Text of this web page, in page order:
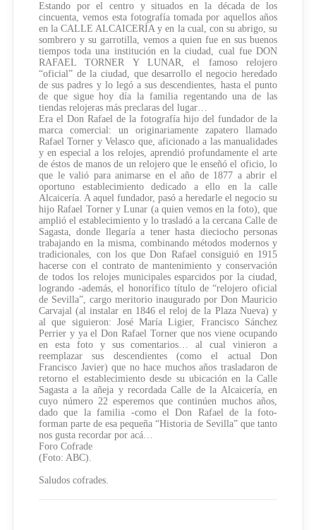
Estando por el centro y situados en la década de los
cincuenta, vemos esta fotografía tomada por aquellos años
en la CALLE ALCAICERÍA y en la cual, con su abrigo, su
sombrero y su garrotilla, vemos a quien fue en sus buenos
tiempos toda una institución en la ciudad, cual fue DON
RAFAEL TORNER Y LUNAR, el famoso relojero
“oficial” de la ciudad, que desarrollo el negocio heredado
de sus padres y lo legó a sus descendientes, hasta el punto
de que sigue hoy día la familia regentando una de las
tiendas relojeras más preclaras del lugar…
Era el Don Rafael de la fotografía hijo del fundador de la
marca comercial: un originariamente zapatero llamado
Rafael Torner y Velasco que, aficionado a las manualidades
y en especial a los relojes, aprendió profundamente el arte
de éstos de manos de un relojero que le enseñó el oficio, lo
que le valió para animarse en el año de 1877 a abrir el
oportuno establecimiento dedicado a ello en la calle
Alcaicería. A aquel fundador, pasó a heredarle el negocio su
hijo Rafael Torner y Lunar (a quien vemos en la foto), que
amplió el establecimiento y lo trasladó a la cercana Calle de
Sagasta, donde llegaría a tener hasta dieciocho personas
trabajando en la misma, combinando métodos modernos y
tradicionales, con los que Don Rafael consiguió en 1915
hacerse con el contrato de mantenimiento y conservación
de todos los relojes municipales esparcidos por la ciudad,
logrando -además, el honorífico título de “relojero oficial
de Sevilla”, cargo meritorio inaugurado por Don Mauricio
Carvajal (al instalar en 1846 el reloj de la Plaza Nueva) y
al que siguieron: José María Ligier, Francisco Sánchez
Perrier y ya el Don Rafael Torner que nos viene ocupando
en esta foto y sus comentarios… al cual vinieron a
reemplazar sus descendientes (como el actual Don
Francisco Javier) que no hace muchos años trasladaron de
retorno el establecimiento desde su ubicación en la Calle
Sagasta a la añeja y recordada Calle de la Alcaicería, en
cuyo número 22 esperemos que continúen muchos años,
dado que la familia -como el Don Rafael de la foto-
forman parte de esa pequeña “Historia de Sevilla” que tanto
nos gusta recordar por acá…
Foro Cofrade
(Foto: ABC).
Saludos cofrades.